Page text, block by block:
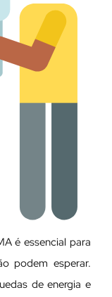
é essencial para
podem esperar.
de energia e